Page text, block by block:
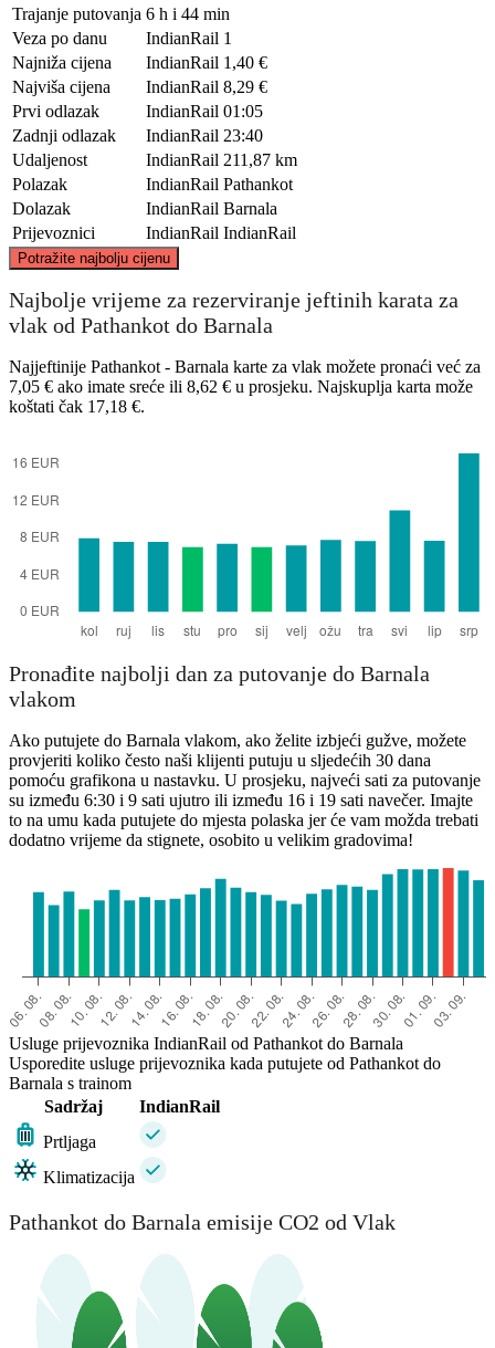
Trajanje putovanja 6 h i 44 min
Veza po danu
IndianRail 1
Najniža cijena
IndianRail 1,40 €
Najviša cijena
IndianRail 8,29 €
Prvi odlazak
IndianRail 01:05
Zadnji odlazak
IndianRail 23:40
Udaljenost
IndianRail 211,87 km
Polazak
IndianRail Pathankot
Dolazak
IndianRail Barnala
Prijevoznici
IndianRail IndianRail
Potražite najbolju cijenu
©CARTO
Najbolje vrijeme za rezerviranje jeftinih karata za
vlak od Pathankot do Barnala
Najjeftinije Pathankot - Barnala karte za vlak možete pronaći već za
7,05 € ako imate sreće ili 8,62 € u prosjeku. Najskuplja karta može
koštati čak 17,18 €.
Pronađite najbolji dan za putovanje do Barnala
vlakom
Ako putujete do Barnala vlakom, ako želite izbjeći gužve, možete
provjeriti koliko često naši klijenti putuju u sljedećih 30 dana
pomoću grafikona u nastavku. U prosjeku, najveći sati za putovanje
su između 6:30 i 9 sati ujutro ili između 16 i 19 sati navečer. Imajte
to na umu kada putujete do mjesta polaska jer će vam možda trebati
dodatno vrijeme da stignete, osobito u velikim gradovima!
Usluge prijevoznika IndianRail od Pathankot do Barnala
Usporedite usluge prijevoznika kada putujete od Pathankot do
Barnala s trainom
Sadržaj
IndianRail
Prtljaga
Klimatizacija
Pathankot do Barnala emisije CO2 od Vlak